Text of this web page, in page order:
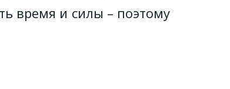
время и силы – поэтому